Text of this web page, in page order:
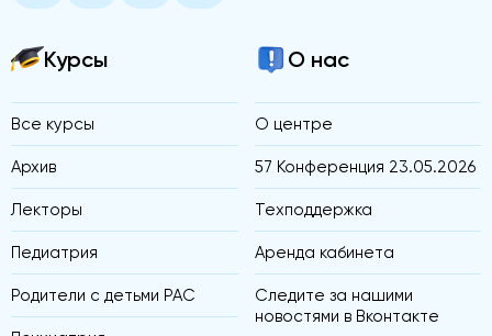
Курсы
Все курсы
Архив
Лекторы
Педиатрия
Родители с детьми РАС
О нас
О центре
57 Конференция 23.05.2026
Техподдержка
Аренда кабинета
Следите за нашими
новостями в Вконтакте